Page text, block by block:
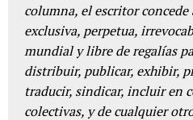
columna, el escritor
exclusiva, perpetua,
mundial y libre de regalías
distribuir, publicar, exhibir,
traducir, sindicar, incluir en
colectivas, y de cualquier